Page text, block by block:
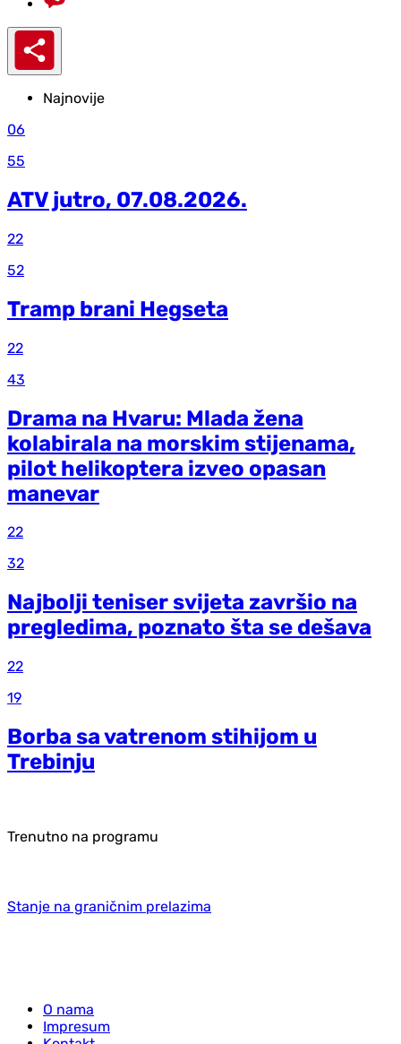
Najnovije
06
55
ATV jutro, 07.08.2026.
22
52
Tramp brani Hegseta
22
43
Drama na Hvaru: Mlada žena
kolabirala na morskim stijenama,
pilot helikoptera izveo opasan
manevar
22
32
Najbolji teniser svijeta završio na
pregledima, poznato šta se dešava
22
19
Borba sa vatrenom stihijom u
Trebinju
Trenutno na programu
Stanje na graničnim prelazima
O nama
Impresum